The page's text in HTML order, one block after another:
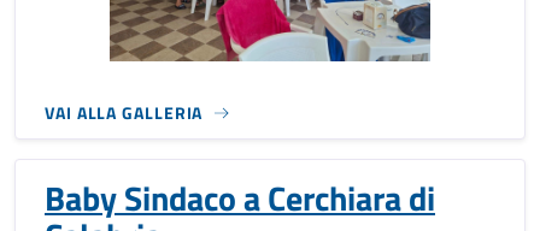
VAI ALLA GALLERIA
Baby Sindaco a Cerchiara di